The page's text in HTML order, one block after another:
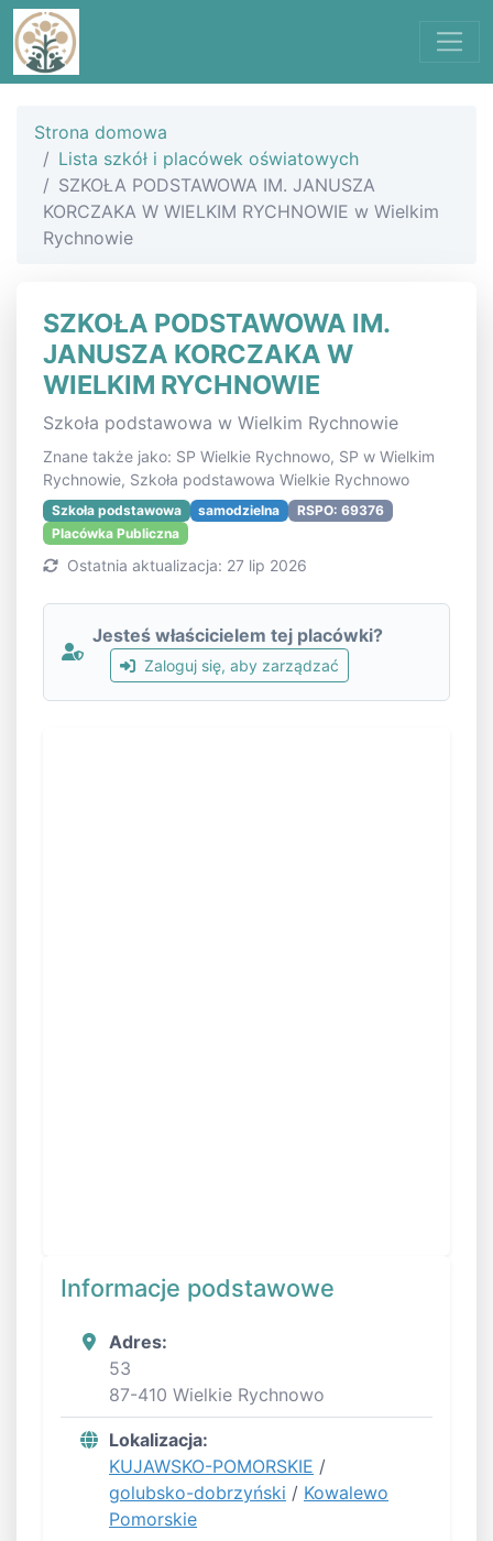
Strona domowa
Lista szkół i placówek oświatowych
SZKOŁA PODSTAWOWA IM. JANUSZA
KORCZAKA W WIELKIM RYCHNOWIE w Wielkim
Rychnowie
SZKOŁA PODSTAWOWA IM.
JANUSZA KORCZAKA W
WIELKIM RYCHNOWIE
Szkoła podstawowa w Wielkim Rychnowie
Znane także jako: SP Wielkie Rychnowo, SP w Wielkim
Rychnowie, Szkoła podstawowa Wielkie Rychnowo
Szkoła podstawowa samodzielna
RSPO: 69376
Placówka Publiczna
Ostatnia aktualizacja: 27 lip 2026
Jesteś właścicielem tej placówki?
Zaloguj się, aby zarządzać
Informacje podstawowe
Adres:
53
87-410 Wielkie Rychnowo
Lokalizacja:
KUJAWSKO-POMORSKIE /
golubsko-dobrzyński / Kowalewo
Pomorskie